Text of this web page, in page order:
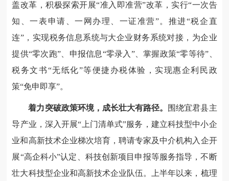
盖改革，积极探索开展“准入即准营”改革，实行“一次告
知、一表申请、一网办理、一证准营”。推进“税企直
连”，实现税务信息系统与大企业财务系统对接，为企业
提供“零次跑”、申报信息“零录入”、掌握政策“零等待”、
税务文书“无纸化”等便捷办税体验，实现惠企利民政
策“免申即享”。
着力突破政策环境，成长壮大有路径。
围绕宜君县主
导产业，深入开展“上门清单式”服务，建立科技型中小企
业和高新技术企业梯次培育，聘请专家及中介机构入企开
展“高企科小”认定、科技创新项目申报等服务指导，不断
壮大科技型企业和高新技术企业队伍。上半年以来，梳理